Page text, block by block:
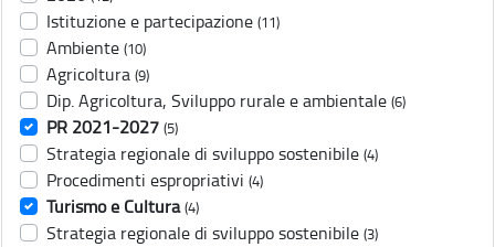
Istituzione e partecipazione (11)
Ambiente (10)
Agricoltura (9)
Dip. Agricoltura, Sviluppo rurale e ambientale (6)
PR 2021-2027 (5)
Strategia regionale di sviluppo sostenibile (4)
Procedimenti espropriativi (4)
Turismo e Cultura (4)
Strategia regionale di sviluppo sostenibile (3)